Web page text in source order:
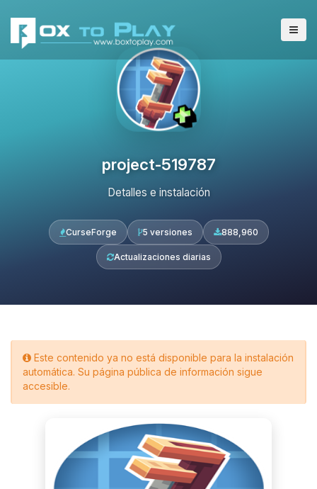
project-519787
Detalles e instalación
CurseForge 5 versiones 888,960
Actualizaciones diarias
Este contenido ya no está disponible para la instalación
automática. Su página pública de información sigue
accesible.